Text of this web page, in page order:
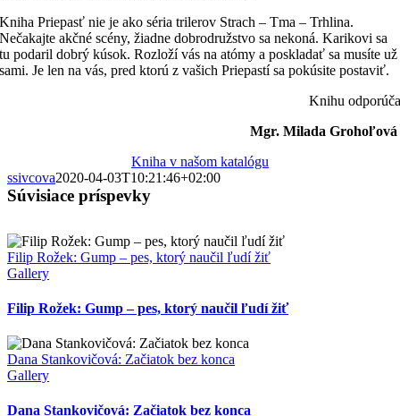
Kniha Priepasť nie je ako séria trilerov Strach – Tma – Trhlina.
Nečakajte akčné scény, žiadne dobrodružstvo sa nekoná. Karikovi sa
tu podaril dobrý kúsok. Rozloží vás na atómy a poskladať sa musíte už
sami. Je len na vás, pred ktorú z vašich Priepastí sa pokúsite postaviť.
Knihu odporúča
Mgr. Milada Grohoľová
Kniha v našom katalógu
ssivcova2020-04-03T10:21:46+02:00
Súvisiace príspevky
Filip Rožek: Gump – pes, ktorý naučil ľudí žiť
Gallery
Filip Rožek: Gump – pes, ktorý naučil ľudí žiť
Dana Stankovičová: Začiatok bez konca
Gallery
Dana Stankovičová: Začiatok bez konca